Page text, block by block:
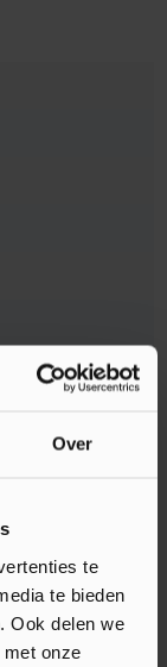
Over
te
te bieden
Ook delen we
onze
, Plak PVC